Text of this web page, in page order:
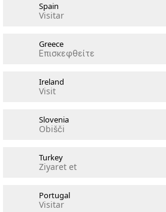
Spain
Visitar
Greece
Επισκεφθείτε
Ireland
Visit
Slovenia
Obišči
Turkey
Ziyaret et
Portugal
Visitar